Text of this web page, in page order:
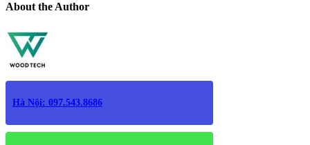
About the Author
Hà Nội: 097.543.8686